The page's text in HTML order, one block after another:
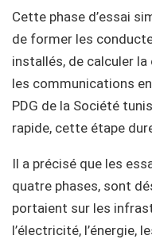
Cette phase d’essai
de former les
installés, de calculer
les communications
PDG de la Société
rapide, cette étape
Il a précisé que les
quatre phases, sont
portaient sur les
l’électricité, l’énergie,